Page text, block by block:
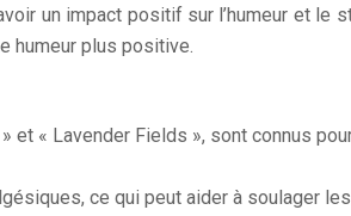
un impact positif sur l’humeur et
humeur plus positive.
et « Lavender Fields », sont connus
ce qui peut aider à soulager